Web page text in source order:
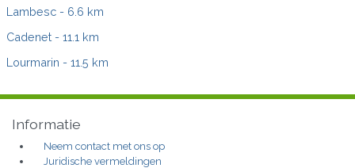
Lambesc - 6.6 km
Cadenet - 11.1 km
Lourmarin - 11.5 km
Informatie
Neem contact met ons op
Juridische vermeldingen